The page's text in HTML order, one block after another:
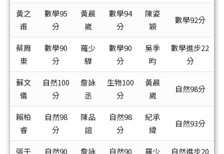
黃之
甫
數學95
分
黃晨
崴
數學94
分
陳姿
穎
數學92分
蔡周
東
數學90
分
羅少
驊
數學90
分
吳季
昀
數學進步22
分
蘇文
儀
自然100
分
詹詠
丞
生物100
分
黃晨
崴
自然98分
賴柏
睿
自然98
分
陳品
諠
自然98
分
紀承
緯
自然93分
張壬
自然90
詹詠
自然90
羅少
自然進步20